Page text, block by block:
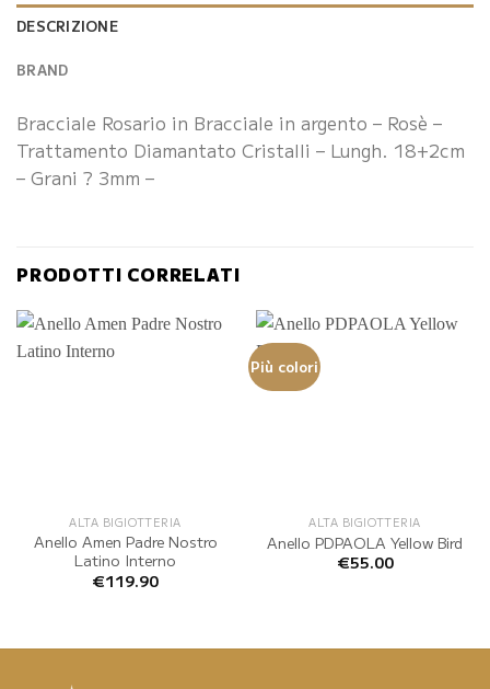
DESCRIZIONE
BRAND
Bracciale Rosario in Bracciale in argento – Rosè –
Trattamento Diamantato Cristalli – Lungh. 18+2cm
– Grani ? 3mm –
PRODOTTI CORRELATI
ALTA BIGIOTTERIA
Anello Amen Padre Nostro
Latino Interno
€119.90
Più colori
ALTA BIGIOTTERIA
Anello PDPAOLA Yellow Bird
€55.00